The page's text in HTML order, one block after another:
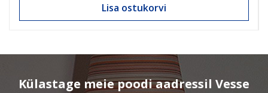
Lisa ostukorvi
Külastage meie poodi aadressil Vesse